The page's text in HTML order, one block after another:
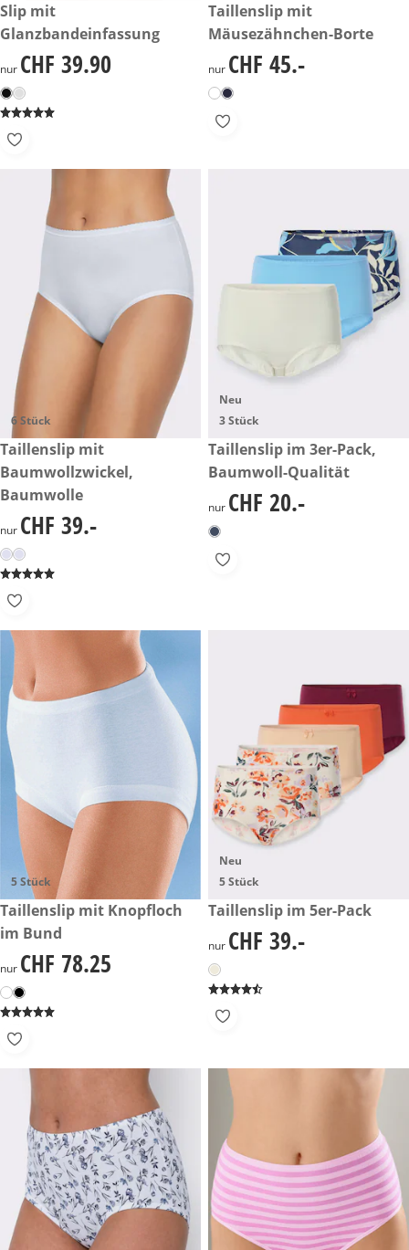
CHF 39.90
Slip mit
Glanzbandeinfassung
CHF 39.90
nur CHF 39.90
CHF 45.-
Taillenslip mit
Mäusezähnchen-Borte
CHF 45.-
nur CHF 45.-
6 Stück
CHF 39.-
Taillenslip mit
Baumwollzwickel,
Baumwolle
CHF 39.-
nur CHF 39.-
Neu
3 Stück
CHF 20.-
Taillenslip im 3er-Pack,
Baumwoll-Qualität
CHF 20.-
nur CHF 20.-
5 Stück
CHF 78.25
Taillenslip mit Knopfloch
im Bund
CHF 78.25
nur CHF 78.25
Neu
5 Stück
CHF 39.-
Taillenslip im 5er-Pack
CHF 39.-
nur CHF 39.-